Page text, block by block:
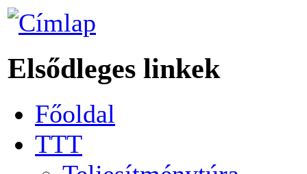
Elsődleges linkek
Főoldal
TTT